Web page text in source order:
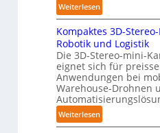
p
u
n
k
t
f
ü
r
p
r
i
s
i
e
r
u
n
g
s
Weiterlesen:
3
D
-
H
a
n
d
l
i
Kompaktes 3D-
Robotik und Logistik
Die 3D-Stereo-mini-
eignet sich für
Anwendungen bei
Warehouse-Drohnen
Weiterlesen:
K